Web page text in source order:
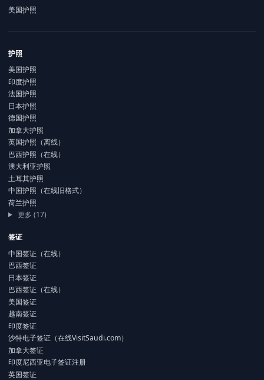
美国护照
护照
美国护照
印度护照
法国护照
日本护照
德国护照
加拿大护照
英国护照（离线）
巴西护照（在线）
澳大利亚护照
土耳其护照
中国护照（在线旧格式）
荷兰护照
更多 (17)
签证
中国签证（在线）
巴西签证
日本签证
巴西签证（在线）
美国签证
越南签证
印度签证
沙特电子签证（在线VisitSaudi.com）
加拿大签证
印度尼西亚电子签证注册
英国签证